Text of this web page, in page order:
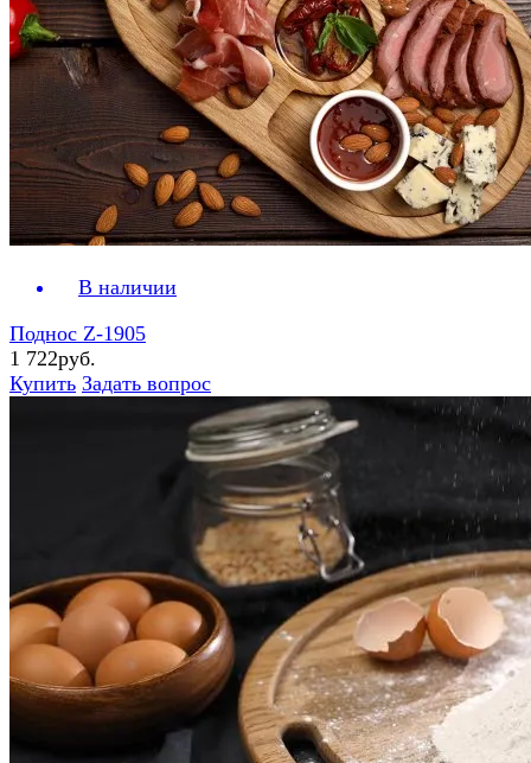
В наличии
Поднос Z-1905
1 722руб.
Купить Задать вопрос